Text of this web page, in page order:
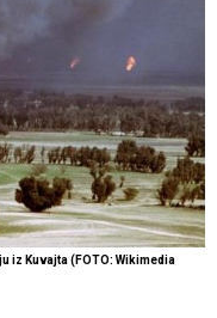
iz Kuvajta (FOTO: Wikimedia